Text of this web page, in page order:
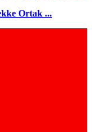
Ortak ...